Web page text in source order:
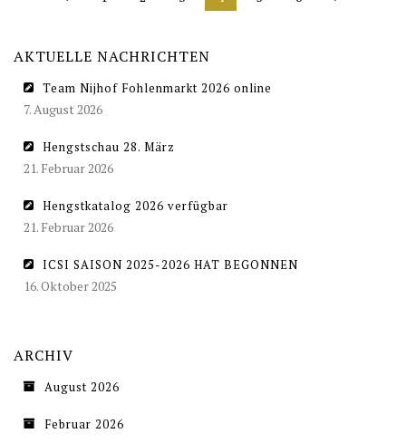
AKTUELLE NACHRICHTEN
Team Nijhof Fohlenmarkt 2026 online
7. August 2026
Hengstschau 28. März
21. Februar 2026
Hengstkatalog 2026 verfügbar
21. Februar 2026
ICSI SAISON 2025-2026 HAT BEGONNEN
16. Oktober 2025
ARCHIV
August 2026
Februar 2026